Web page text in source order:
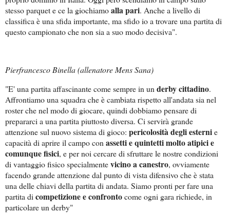
stesso parquet e ce la giochiamoalla pari. Anche a livello di
classifica è una sfida importante, ma sfido io a trovare una partita di
questo campionato che non sia a suo modo decisiva".
Pierfrancesco Binella (allenatore Mens Sana)
"E' una partita affascinante come sempre in un derby cittadino.
Affrontiamo una squadra che è cambiata rispetto all'andata sia nel
roster che nel modo di giocare, quindi dobbiamo pensare di
prepararci a una partita piuttosto diversa. Ci servirà grande
attenzione sul nuovo sistema di gioco: pericolosità degli esternie
capacità di aprire il campo con assetti e quintetti molto atipici e
comunque fisici, e per noi cercare di sfruttare le nostre condizioni
di vantaggio fisico specialmentevicino a canestro, ovviamente
facendo grande attenzione dal punto di vista difensivo che è stata
una delle chiavi della partita di andata. Siamo pronti per fare una
partita di competizione e confrontocome ogni gara richiede, in
particolare un derby"